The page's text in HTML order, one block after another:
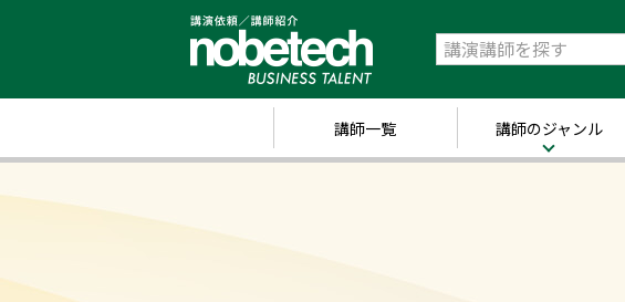
講師一覧 講師のジャンル